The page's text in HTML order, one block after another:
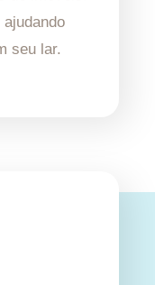
seu lar.